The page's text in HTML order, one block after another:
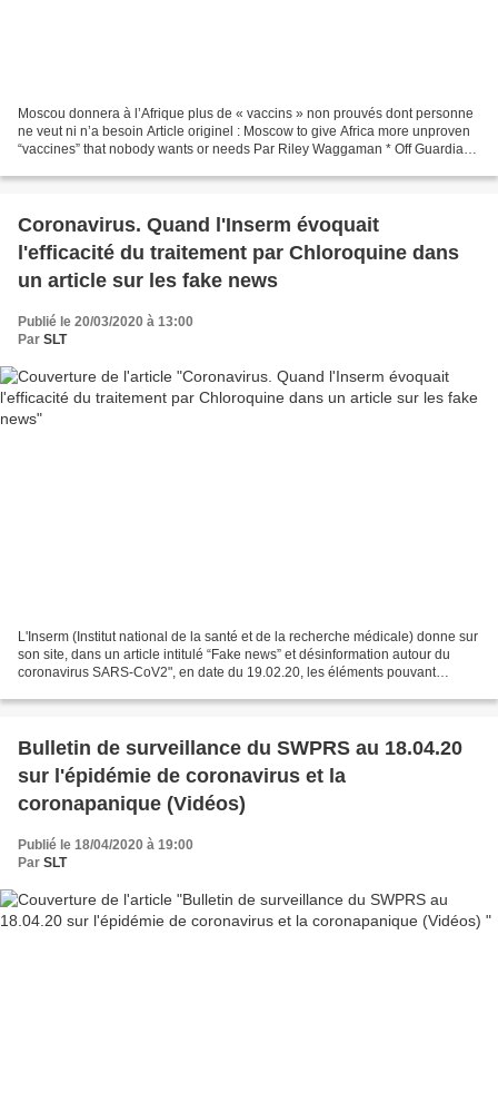
Moscou donnera à l’Afrique plus de « vaccins » non prouvés dont personne
ne veut ni n’a besoin Article originel : Moscow to give Africa more unproven
“vaccines” that nobody wants or needs Par Riley Waggaman * Off Guardian,
Coronavirus. Quand l'Inserm évoquait
l'efficacité du traitement par Chloroquine dans
un article sur les fake news
Publié le 20/03/2020 à 13:00
Par SLT
L'Inserm (Institut national de la santé et de la recherche médicale) donne sur
son site, dans un article intitulé “Fake news” et désinformation autour du
coronavirus SARS-CoV2", en date du 19.02.20, les éléments pouvant
Bulletin de surveillance du SWPRS au 18.04.20
sur l'épidémie de coronavirus et la
coronapanique (Vidéos)
Publié le 18/04/2020 à 19:00
Par SLT